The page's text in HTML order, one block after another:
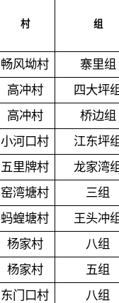
村 组
畅风坳村
寨里组
高冲村
四大坪
高冲村
桥边组
小河口村
江东坪
五里牌村
龙家湾
窑湾塘村
三组
蚂蝗塘村
王头冲
杨家村
八组
杨家村
五组
东门口村
八组